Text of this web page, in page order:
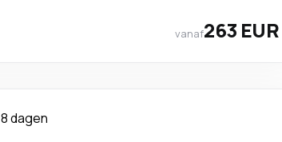
vanaf263 EUR
8 dagen